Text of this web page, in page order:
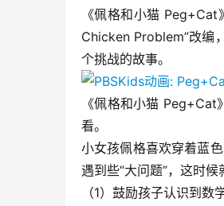
《佩格和小猫
Chicken Problem”改编
个挑战的故事。
《佩格和小猫
看。
小女孩佩格喜欢穿着蓝
遇到些“大问题”，这时
（1）鼓励孩子认识到数